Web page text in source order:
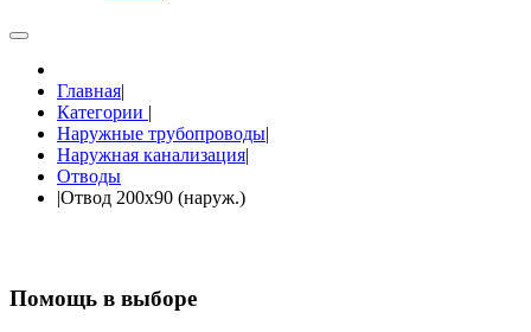
Главная|
Категории |
Наружные трубопроводы|
Наружная канализация|
Отводы
|Отвод 200х90 (наруж.)
Помощь в выборе